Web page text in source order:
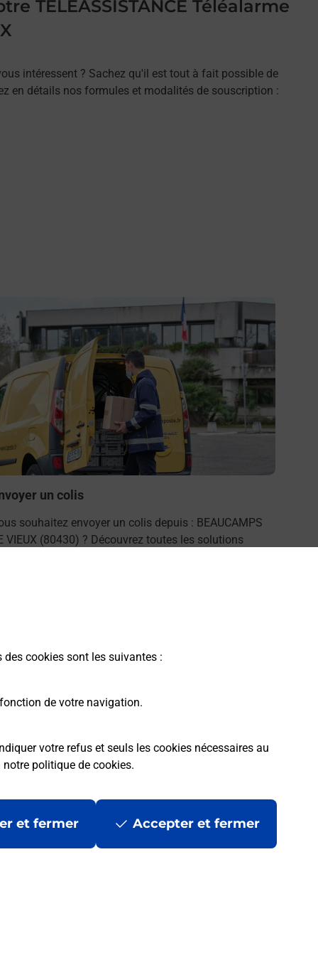
cookies sont les suivantes :
de votre navigation.
votre refus et seuls les cookies nécessaires au
notre politique de cookies.
et fermer Accepter et fermer
TELEASSISTANCE Téléalarme
intéressent ? Sachez qu'il est tout à fait possible de
en détails nos formules et modalités de souscription :
un colis
souhaitez envoyer un colis depuis : BEAUCAMPS
VIEUX (80430) ? Découvrez toutes les solutions